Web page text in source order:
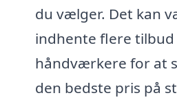
du vælger. Det kan
indhente flere
håndværkere for at
den bedste pris på